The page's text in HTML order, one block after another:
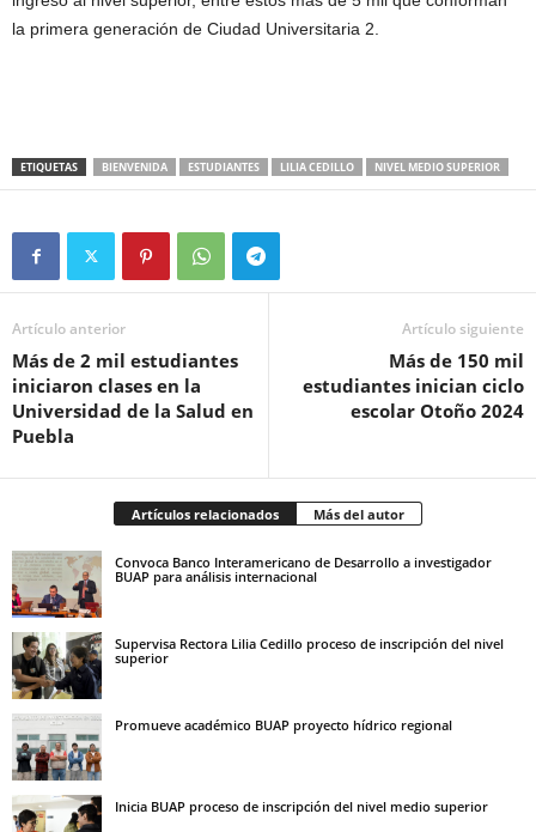
la primera generación de Ciudad Universitaria 2.
ETIQUETAS BIENVENIDA ESTUDIANTES LILIA CEDILLO NIVEL MEDIO SUPERIOR
Artículo anterior
Más de 2 mil estudiantes
iniciaron clases en la
Universidad de la Salud en
Puebla
Artículo siguiente
Más de 150 mil
estudiantes inician ciclo
escolar Otoño 2024
Artículos relacionados Más del autor
Convoca Banco Interamericano de Desarrollo a investigador
BUAP para análisis internacional
Supervisa Rectora Lilia Cedillo proceso de inscripción del nivel
superior
Promueve académico BUAP proyecto hídrico regional
Inicia BUAP proceso de inscripción del nivel medio superior